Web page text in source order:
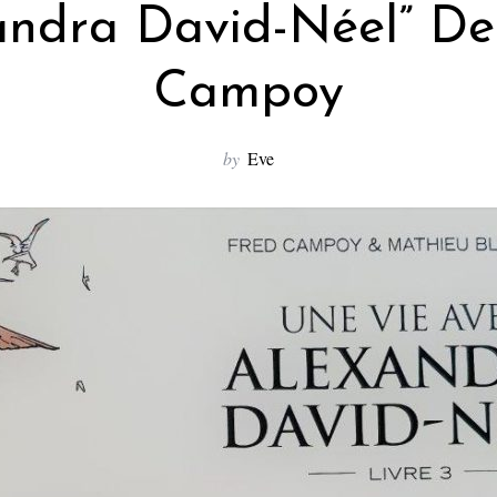
David-Néel”
Campoy
by Eve